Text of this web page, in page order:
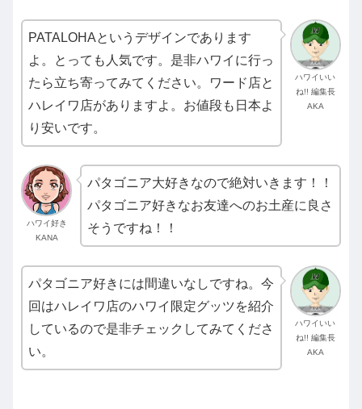
ハワイいい
ね!! 編集長
AKA
PATALOHAというデザインであります
よ。とっても人気です。是非ハワイに行っ
たら立ち寄ってみてください。ワード店と
ハレイワ店がありますよ。お値段も日本よ
り安いです。
ハワイ好き
KANA
パタゴニア大好きなので絶対いきます！！
パタゴニア好きなお友達へのお土産に良さ
そうですね！！
ハワイいい
ね!! 編集長
AKA
パタゴニア好きには間違いなしですね。今
回はハレイワ店のハワイ限定グッツを紹介
しているので是非チェックしてみてくださ
い。